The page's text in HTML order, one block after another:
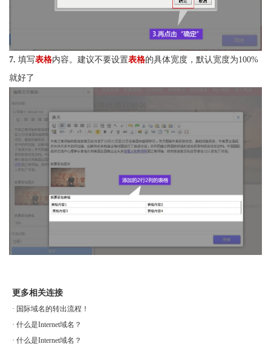
7. 填写表格内容。建议不要设置表格的具体宽度，默认宽度为100%
就好了
更多相关连接
· 国际域名的转出流程！
· 什么是Internet域名？
· 什么是Internet域名？